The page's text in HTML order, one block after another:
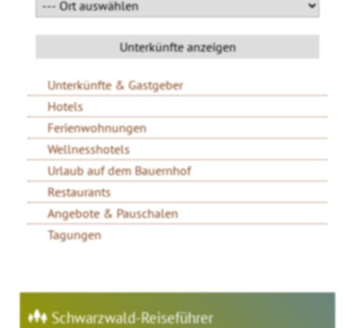
Unterkünfte & Gastgeber
Hotels
Ferienwohnungen
Wellnesshotels
Urlaub auf dem Bauernhof
Restaurants
Angebote & Pauschalen
Tagungen
Schwarzwald-Reiseführer